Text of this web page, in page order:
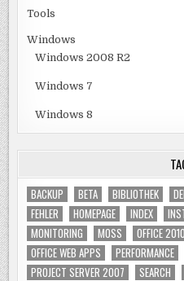
Tools
Windows
Windows 2008 R2
Windows 7
Windows 8
BACKUP BETA BIBLIOTHEK
FEHLER
HOMEPAGE INDEX
MONITORING
MOSS OFFICE 2010
OFFICE WEB APPS
PERFORMANCE
PROJECT SERVER 2007
SEARCH